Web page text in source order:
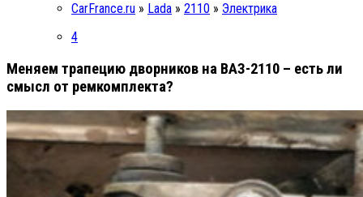
CarFrance.ru » Lada » 2110 » Электрика
4
Меняем трапецию дворников на ВАЗ-2110 – есть ли
смысл от ремкомплекта?